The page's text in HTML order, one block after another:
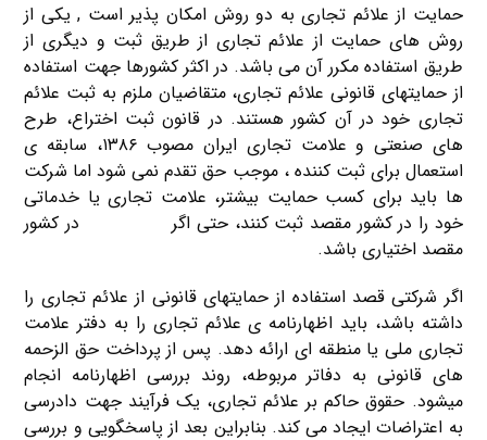
حمایت از علائم تجاری به دو روش امکان پذیر است , یکی از
روش های حمایت از علائم تجاری از طریق ثبت و دیگری از
طریق استفاده مکرر آن می باشد. در اکثر کشورها جهت استفاده
از حمایت‎ها‎ی قانونی علائم تجاری، متقاضیان ملزم به ثبت علائم
تجاری خود در آن کشور هستند. در قانون ثبت اختراع، طرح‎
ها‎ی صنعتی و علامت تجاری ایران مصوب ۱۳۸۶، سابقه ی
استعمال برای ثبت کننده ، موجب حق تقدم نمی شود اما شرکت
‎ها باید‎ برای کسب حمایت بیشتر، علامت تجاری یا خدماتی
خود را در کشور مقصد ثبت کنند، حتی اگر
در کشور
مقصد اختیاری باشد.
اگر شرکتی قصد استفاده از حمایت‎ها‎ی قانونی از علائم تجاری را
داشته باشد، باید اظهارنامه ی علائم تجاری را به دفتر علامت
تجاری ملی یا منطقه ای ارائه دهد. پس از پرداخت حق الزحمه
‎ها‎ی قانونی به دفاتر مربوطه، روند بررسی اظهارنامه انجام
می‎شود. حقوق حاکم بر علائم تجاری، یک فرآیند جهت دادرسی
به اعتراضات ایجاد می‎ کند. بنابراین بعد از پاسخگویی و بررسی